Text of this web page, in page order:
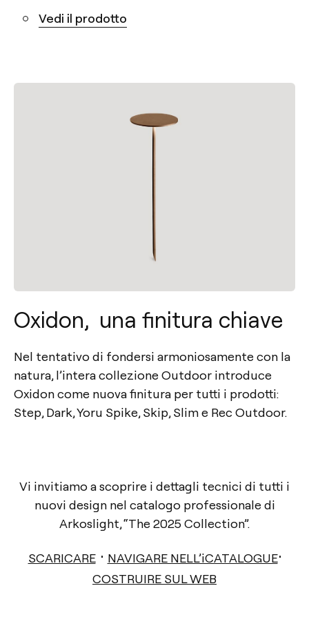
Vedi il prodotto
Oxidon, una finitura chiave
Nel tentativo di fondersi armoniosamente con la
natura, l’intera collezione Outdoor introduce
Oxidon come nuova finitura per tutti i prodotti:
Step, Dark, Yoru Spike, Skip, Slim e Rec Outdoor.
Vi invitiamo a scoprire i dettagli tecnici di tutti i
nuovi design nel catalogo professionale di
Arkoslight, “The 2025 Collection”.
SCARICARE· NAVIGARE NELL’iCATALOGUE·
COSTRUIRE SUL WEB